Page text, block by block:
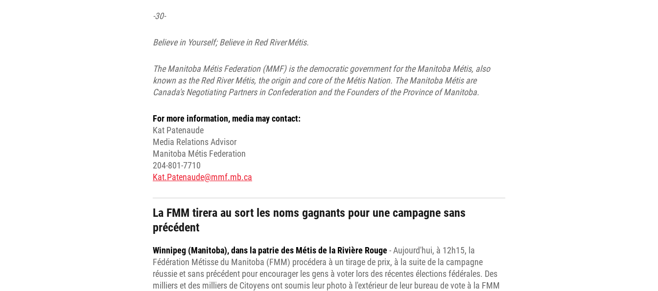
-30-
Believe in Yourself; Believe in Red River Métis.
The Manitoba Métis Federation (MMF) is the democratic government for the Manitoba Métis, also
known as the Red River Métis, the origin and core of the Métis Nation. The Manitoba Métis are
Canada's Negotiating Partners in Confederation and the Founders of the Province of Manitoba.
For more information, media may contact:
Kat Patenaude
Media Relations Advisor
Manitoba Métis Federation
204-801-7710
Kat.Patenaude@mmf.mb.ca
La FMM tirera au sort les noms gagnants pour une campagne sans
précédent
Winnipeg (Manitoba), dans la patrie des Métis de la Rivière Rouge- Aujourd'hui, à 12h15, la
Fédération Métisse du Manitoba (FMM) procédera à un tirage de prix, à la suite de la campagne
réussie et sans précédent pour encourager les gens à voter lors des récentes élections fédérales. Des
milliers et des milliers de Citoyens ont soumis leur photo à l'extérieur de leur bureau de vote à la FMM